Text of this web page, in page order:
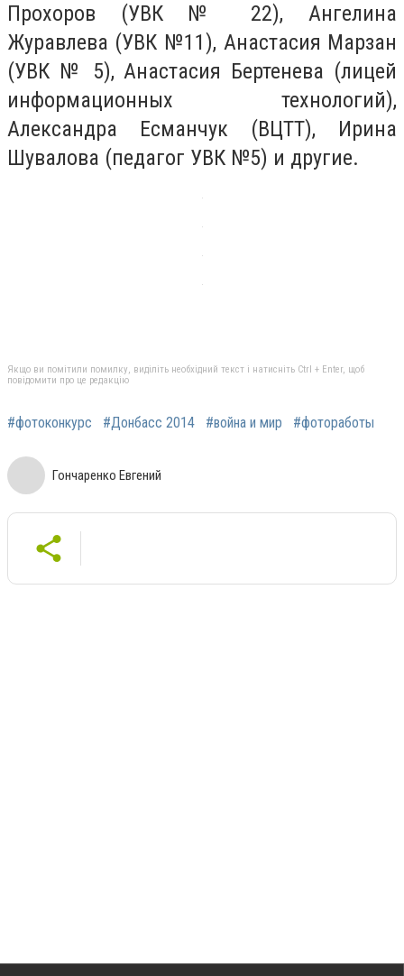
Прохоров (УВК № 22), Ангелина
Журавлева (УВК №11), Анастасия Марзан
(УВК № 5), Анастасия Бертенева (лицей
информационных технологий),
Александра Есманчук (ВЦТТ), Ирина
Шувалова (педагог УВК №5) и другие.
Якщо ви помітили помилку, виділіть необхідний текст і натисніть Ctrl + Enter, щоб
повідомити про це редакцію
#фотоконкурс #Донбасс 2014 #война и мир #фотоработы
Гончаренко Евгений